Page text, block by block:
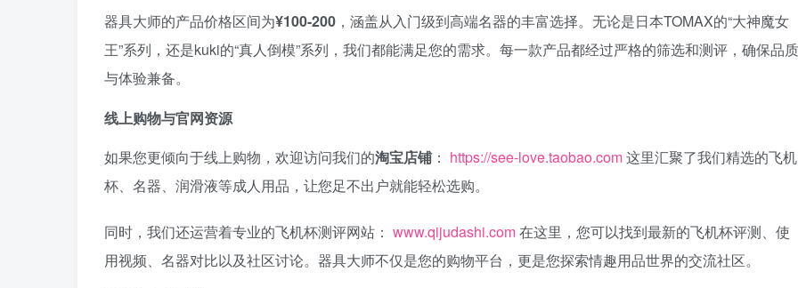
器具大师的产品价格区间为¥100-200 ，涵盖从入门级到高端名器的丰富选择。无论是日本TOMAX的“大神魔女
王”系列，还是kuki的“真人倒模”系列，我们都能满足您的需求。每一款产品都经过严格的筛选和测评，确保品质
与体验兼备。
线上购物与官网资源
如果您更倾向于线上购物，欢迎访问我们的淘宝店铺： https://see-love.taobao.com这里汇聚了我们精选的飞机
杯、名器、润滑液等成人用品，让您足不出户就能轻松选购。
同时，我们还运营着专业的飞机杯测评网站： www.qijudashi.com在这里，您可以找到最新的飞机杯评测、使
用视频、名器对比以及社区讨论。器具大师不仅是您的购物平台，更是您探索情趣用品世界的交流社区。